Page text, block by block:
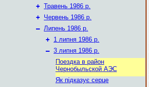
+ Травень 1986 р.
+ Червень 1986 р.
– Липень 1986 р.
+ 1 липня 1986 р.
– 3 липня 1986 р.
Поездка в район
Чернобыльской АЭС
Як підказує серце